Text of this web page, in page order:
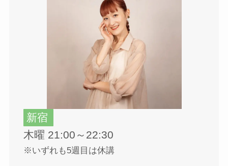
新宿
木曜 21:00～22:30
※いずれも5週目は休講